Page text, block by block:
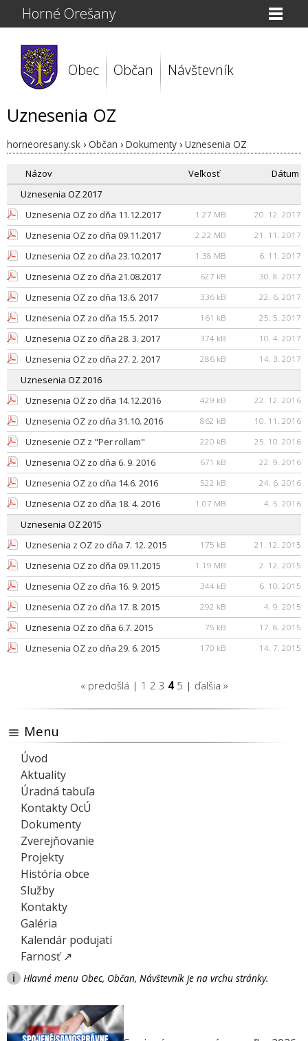
Horné Orešany
Obec Občan Návštevník
Uznesenia OZ
horneoresany.sk › Občan › Dokumenty › Uznesenia OZ
Názov Veľkosť
Dátum
Uznesenia OZ 2017
Uznesenia OZ zo dňa 11.12.2017
1.27 MB 20. 12. 2017
Uznesenia OZ zo dňa 09.11.2017 2.22 MB 21. 11. 2017
Uznesenia OZ zo dňa 23.10.2017 1.38 MB 6. 11. 2017
Uznesenia OZ zo dňa 21.08.2017 627 kB 30. 8. 2017
Uznesenia OZ zo dňa 13.6. 2017 336 kB 22. 6. 2017
Uznesenia OZ zo dňa 15.5. 2017 161 kB 25. 5. 2017
Uznesenia OZ zo dňa 28. 3. 2017 374 kB 10. 4. 2017
Uznesenia OZ zo dňa 27. 2. 2017 286 kB 14. 3. 2017
Uznesenia OZ 2016
Uznesenia OZ zo dňa 14.12.2016
429 kB 22. 12. 2016
Uznesenia OZ zo dňa 31.10. 2016 862 kB 10. 11. 2016
Uznesenie OZ z "Per rollam" 220 kB 25. 10. 2016
Uznesenia OZ zo dňa 6. 9. 2016 671 kB 22. 9. 2016
Uznesenia OZ zo dňa 14.6. 2016 522 kB 24. 6. 2016
Uznesenia OZ zo dňa 18. 4. 2016 1.07 MB 4. 5. 2016
Uznesenia OZ 2015
Uznesenia z OZ zo dňa 7. 12. 2015
175 kB 21. 12. 2015
Uznesenia OZ zo dňa 09.11.2015 1.19 MB 2. 12. 2015
Uznesenia OZ zo dňa 16. 9. 2015 344 kB 6. 10. 2015
Uznesenia OZ zo dňa 17. 8. 2015 292 kB 4. 9. 2015
Uznesenia OZ zo dňa 6.7. 2015 75 kB 17. 8. 2015
Uznesenia OZ zo dňa 29. 6. 2015 170 kB 14. 7. 2015
« predošlá | 1 2 3 4 5 | ďalšia »
Menu
Úvod
Aktuality
Úradná tabuľa
Kontakty OcÚ
Dokumenty
Zverejňovanie
Projekty
História obce
Služby
Kontakty
Galéria
Kalendár podujatí
Farnosť ↗
i Hlavné menu Obec, Občan, Návštevník je na vrchu stránky.